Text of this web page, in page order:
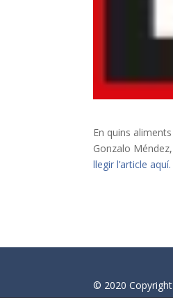
En quins
Gonzalo
llegir l’article aquí.
© 2020